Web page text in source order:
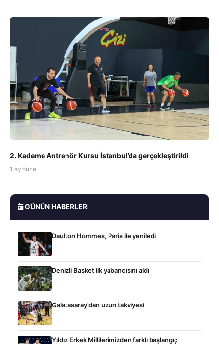
2. Kademe Antrenör Kursu İstanbul’da gerçekleştirildi
1 ay önce
GÜNÜN HABERLERI
Daulton Hommes, Paris ile yeniledi
Denizli Basket ilk yabancısını aldı
Galatasaray'dan uzun takviyesi
Yıldız Erkek Millilerimizden farklı başlangıç